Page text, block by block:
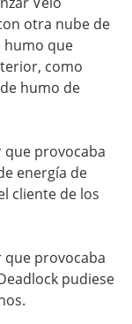
otra nube de
humo que
como
humo de
provocaba
energía de
cliente de los
provocaba
pudiese